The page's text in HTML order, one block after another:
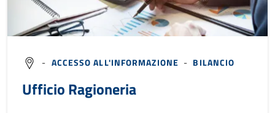
- ACCESSO ALL'INFORMAZIONE - BILANCIO
Ufficio Ragioneria